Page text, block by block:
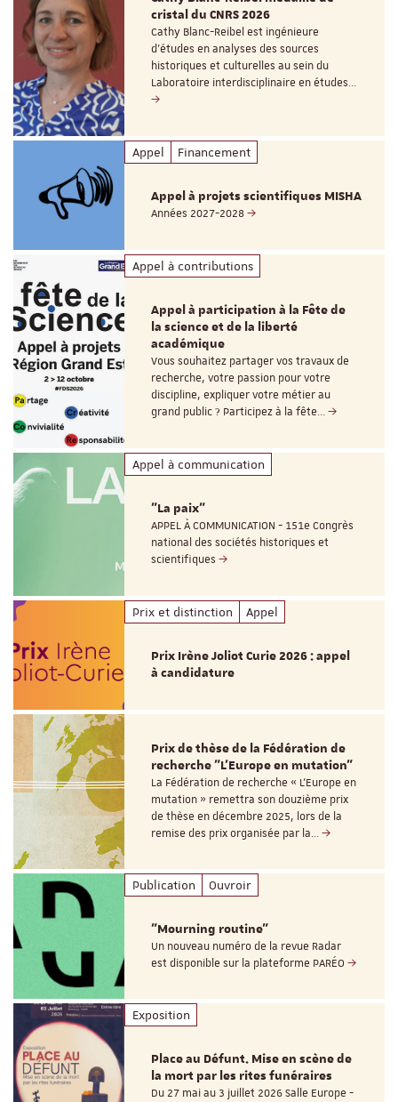
cristal du CNRS 2026
Cathy Blanc-Reibel est ingénieure
d’études en analyses des sources
historiques et culturelles au sein du
Laboratoire interdisciplinaire en études…
Appel Financement
Appel à projets scientifiques MISHA
Années 2027-2028
Appel à contributions
Appel à participation à la Fête de
la science et de la liberté
académique
Vous souhaitez partager vos travaux de
recherche, votre passion pour votre
discipline, expliquer votre métier au
grand public ? Participez à la fête…
Appel à communication
"La paix"
APPEL À COMMUNICATION - 151e Congrès
national des sociétés historiques et
scientifiques
Prix et distinction Appel
Prix Irène Joliot Curie 2026 : appel
à candidature
Prix de thèse de la Fédération de
recherche "L’Europe en mutation"
La Fédération de recherche « L’Europe en
mutation » remettra son douzième prix
de thèse en décembre 2025, lors de la
remise des prix organisée par la…
Publication Ouvroir
"Mourning routine"
Un nouveau numéro de la revue Radar
est disponible sur la plateforme PARÉO
Exposition
Place au Défunt. Mise en scène de
la mort par les rites funéraires
Du 27 mai au 3 juillet 2026 Salle Europe -